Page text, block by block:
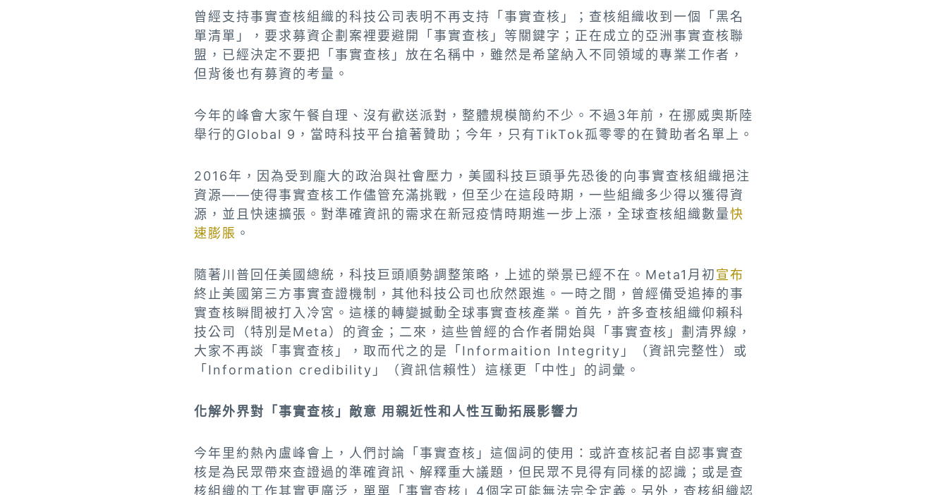
曾經支持事實查核組織的科技公司表明不再支持「事實查核」；查核組織收到一個「黑名
單清單」，要求募資企劃案裡要避開「事實查核」等關鍵字；正在成立的亞洲事實查核聯
盟，已經決定不要把「事實查核」放在名稱中，雖然是希望納入不同領域的專業工作者，
但背後也有募資的考量。
今年的峰會大家午餐自理、沒有歡送派對，整體規模簡約不少。不過3年前，在挪威奧斯陸
舉行的Global 9，當時科技平台搶著贊助；今年，只有TikTok孤零零的在贊助者名單上。
2016年，因為受到龐大的政治與社會壓力，美國科技巨頭爭先恐後的向事實查核組織挹注
資源——使得事實查核工作儘管充滿挑戰，但至少在這段時期，一些組織多少得以獲得資
源，並且快速擴張。對準確資訊的需求在新冠疫情時期進一步上漲，全球查核組織數量快
速膨脹 。
隨著川普回任美國總統，科技巨頭順勢調整策略，上述的榮景已經不在。Meta1月初宣布
終止美國第三方事實查證機制，其他科技公司也欣然跟進。一時之間，曾經備受追捧的事
實查核瞬間被打入冷宮。這樣的轉變撼動全球事實查核產業。首先，許多查核組織仰賴科
技公司（特別是Meta）的資金；二來，這些曾經的合作者開始與「事實查核」劃清界線，
大家不再談「事實查核」，取而代之的是「Informaition Integrity」（資訊完整性）或
「Information credibility」（資訊信賴性）這樣更「中性」的詞彙。
化解外界對「事實查核」敵意 用親近性和人性互動拓展影響力
今年里約熱內盧峰會上，人們討論「事實查核」這個詞的使用：或許查核記者自認事實查
核是為民眾帶來查證過的準確資訊、解釋重大議題，但民眾不見得有同樣的認識；或是查
核組織的工作其實更廣泛，單單「事實查核」4個字可能無法完全定義。另外，查核組織認